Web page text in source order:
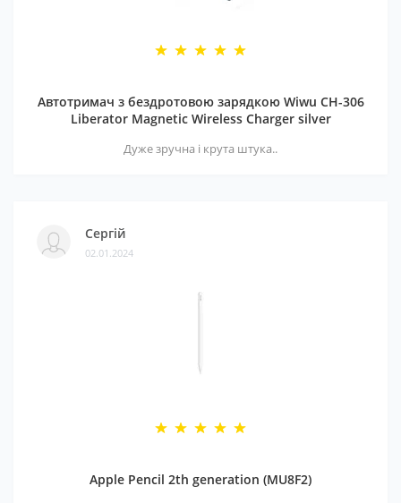
Автотримач з бездротовою зарядкою Wiwu CH-306
Liberator Magnetic Wireless Charger silver
Дуже зручна і крута штука..
Сергій
02.01.2024
Apple Pencil 2th generation (MU8F2)